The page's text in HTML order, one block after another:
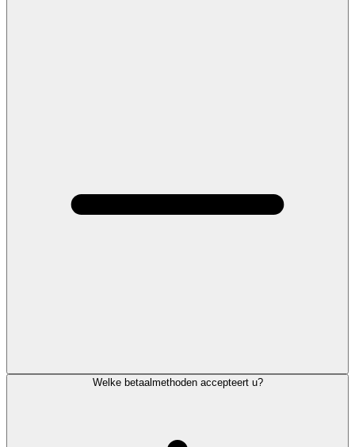
Welke betaalmethoden accepteert u?